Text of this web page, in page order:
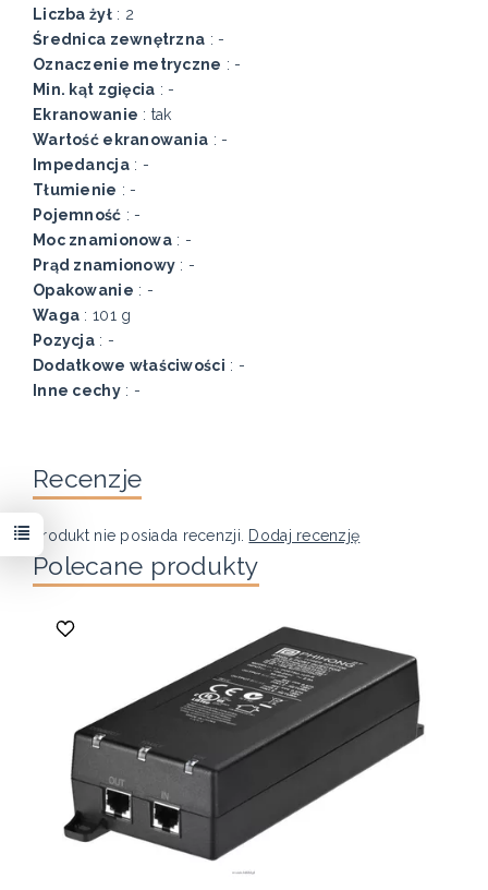
Liczba żył: 2
Średnica zewnętrzna : -
Oznaczenie metryczne : -
Min. kąt zgięcia : -
Ekranowanie : tak
Wartość ekranowania : -
Impedancja: -
Tłumienie : -
Pojemność : -
Moc znamionowa: -
Prąd znamionowy : -
Opakowanie : -
Waga : 101 g
Pozycja: -
Dodatkowe właściwości : -
Inne cechy: -
Recenzje
Produkt nie posiada recenzji. Dodaj recenzję
Polecane produkty